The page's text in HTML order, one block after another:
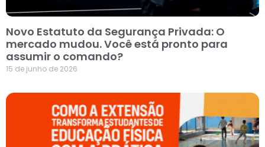
Novo Estatuto da Segurança Privada: O
mercado mudou. Você está pronto para
assumir o comando?
15 de junho de 2026